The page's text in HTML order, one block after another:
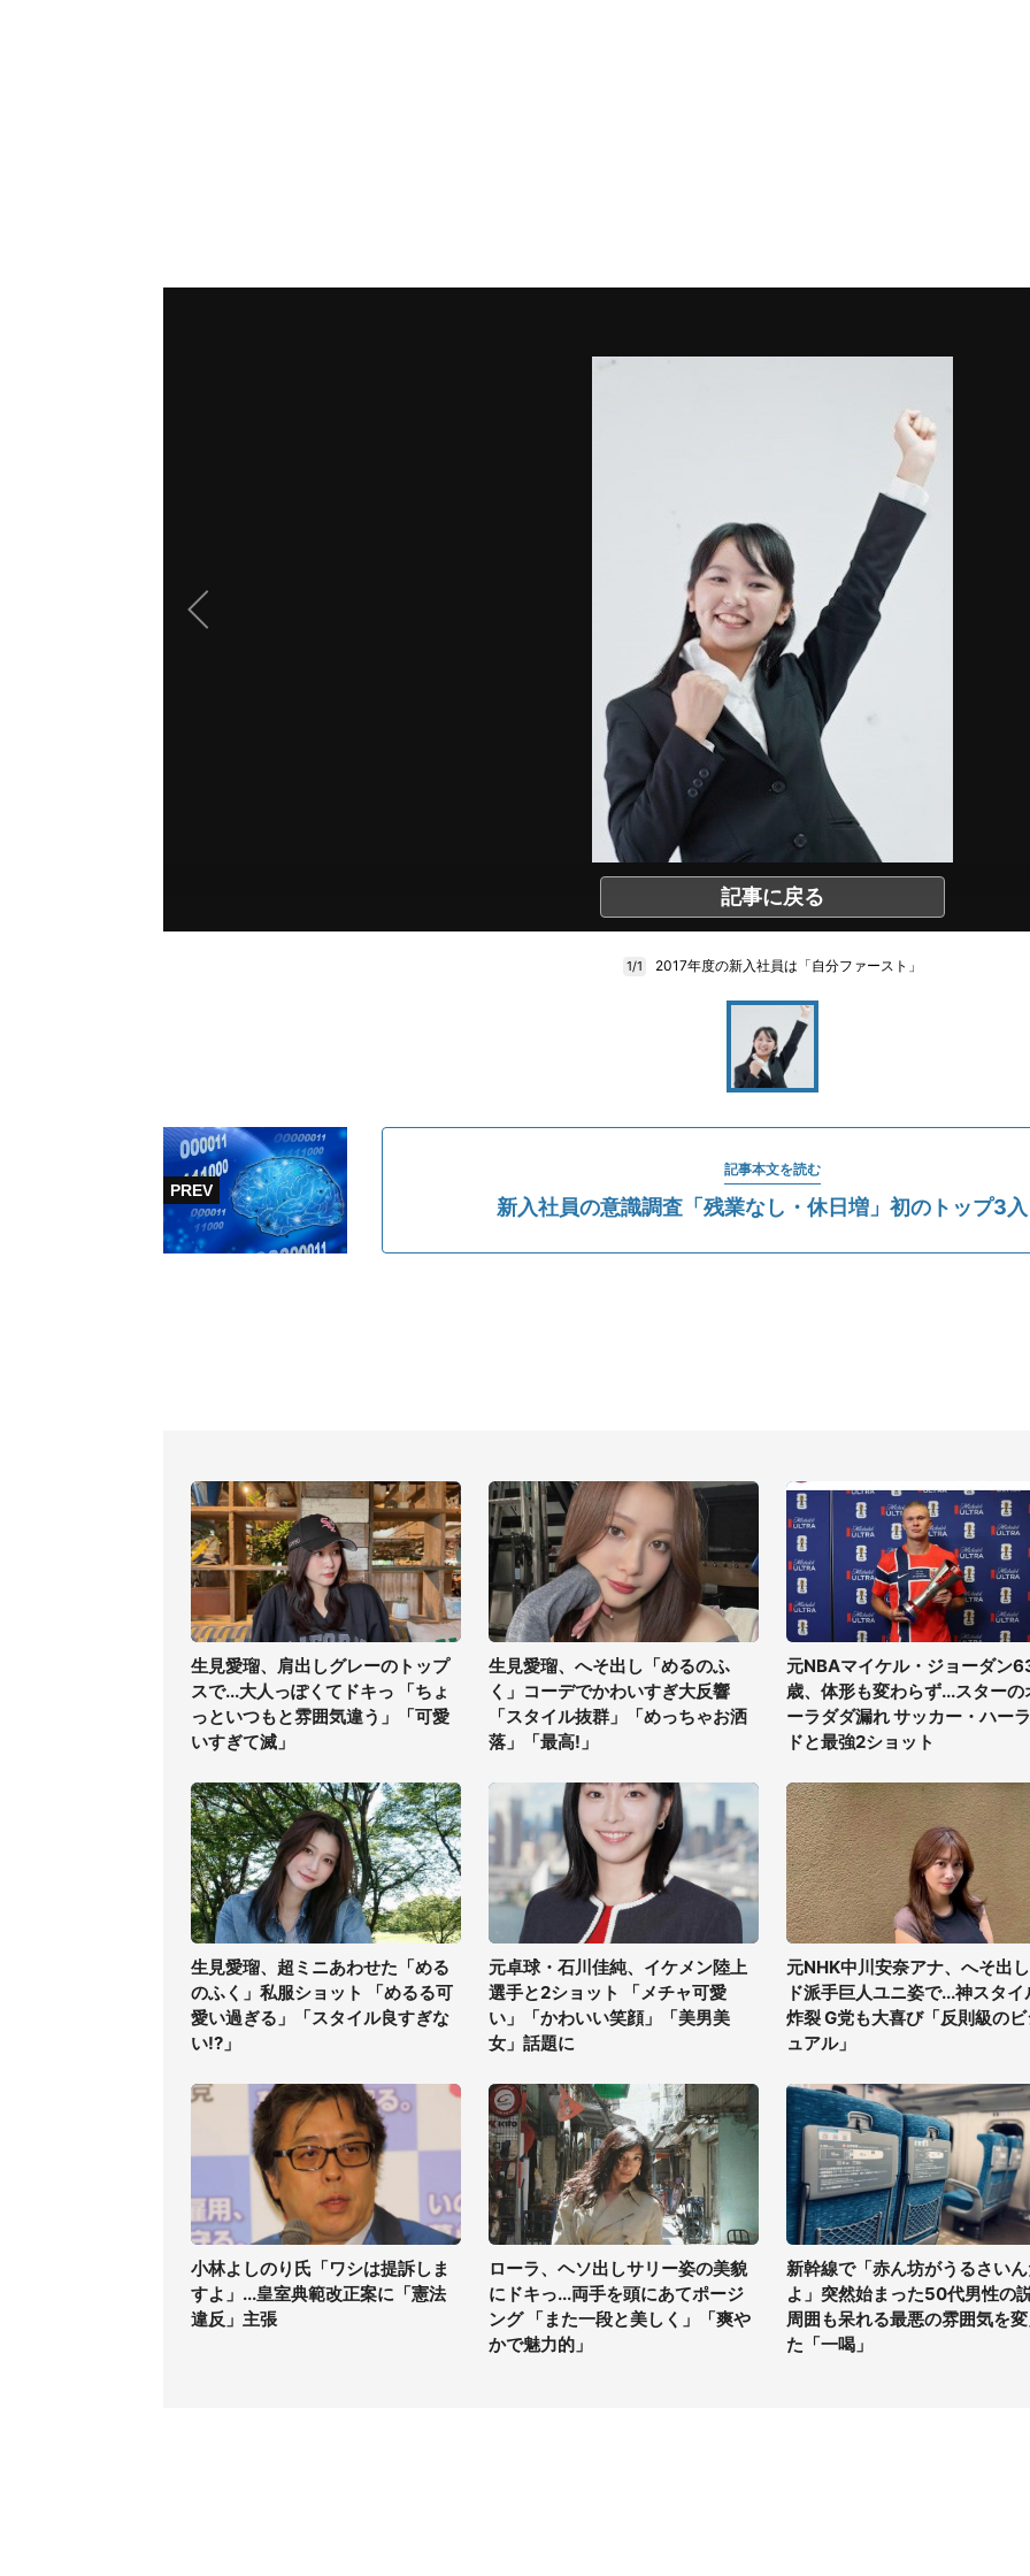
記事に戻る
1/1 2017年度の新入社員は「自分ファースト」
記事本文を読む
新入社員の意識調査「残業なし・休日増」初のトップ3
生見愛瑠、肩出しグレーのトップ
スで...大人っぽくてドキっ 「ちょ
っといつもと雰囲気違う」「可愛
いすぎて滅」
生見愛瑠、へそ出し「めるのふ
く」コーデでかわいすぎ大反響
「スタイル抜群」「めっちゃお洒
落」「最高!」
元NBAマイケル・ジョーダン
歳、体形も変わらず...スターの
ーラダダ漏れ サッカー・ハー
ドと最強2ショット
生見愛瑠、超ミニあわせた「める
のふく」私服ショット 「めるる可
愛い過ぎる」「スタイル良すぎな
い!?」
元卓球・石川佳純、イケメン陸上
選手と2ショット 「メチャ可愛
い」「かわいい笑顔」「美男美
女」話題に
元NHK中川安奈アナ、へそ出
ド派手巨人ユニ姿で...神スタイ
炸裂 G党も大喜び「反則級の
ュアル」
小林よしのり氏「ワシは提訴しま
すよ」...皇室典範改正案に「憲法
違反」主張
ローラ、ヘソ出しサリー姿の美貌
にドキっ...両手を頭にあてポージ
ング 「また一段と美しく」「爽や
かで魅力的」
新幹線で「赤ん坊がうるさい
よ」突然始まった50代男性の
周囲も呆れる最悪の雰囲気を
た「一喝」